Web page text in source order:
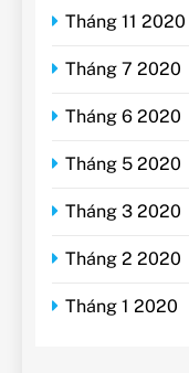
Tháng 11 2020
Tháng 7 2020
Tháng 6 2020
Tháng 5 2020
Tháng 3 2020
Tháng 2 2020
Tháng 1 2020